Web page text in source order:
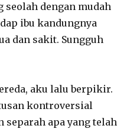
seolah dengan mudah
ibu kandungnya
dan sakit. Sungguh
aku lalu berpikir.
kontroversial
separah apa yang telah